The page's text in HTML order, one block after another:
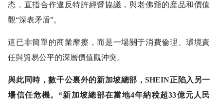
态，直指合作違反特許經營協議，與老佛爺的産品和價值
觀“深表矛盾”。
這已非簡單的商業摩擦，而是一場關于消費倫理、環境責
任與貿易公平的深層價值觀沖突。
與此同時，數千公裏外的新加坡總部，SHEIN正陷入另一
場信任危機。“新加坡總部在當地4年納稅超33億元人民